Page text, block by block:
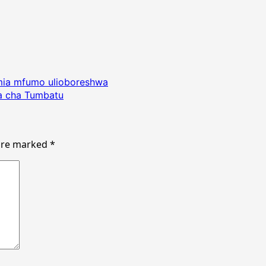
mfumo ulioboreshwa
cha Tumbatu
marked *